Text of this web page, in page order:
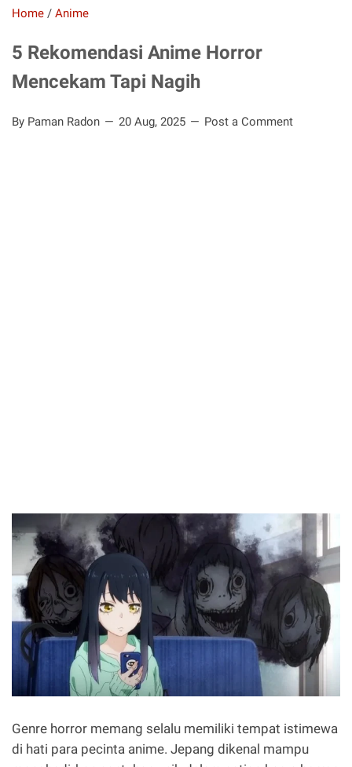
Home / Anime
5 Rekomendasi Anime Horror
Mencekam Tapi Nagih
By Paman Radon 20 Aug, 2025 Post a Comment
Genre horror memang selalu memiliki tempat istimewa
di hati para pecinta anime. Jepang dikenal mampu